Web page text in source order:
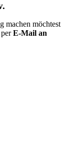
machen möchtest
perE-Mail an